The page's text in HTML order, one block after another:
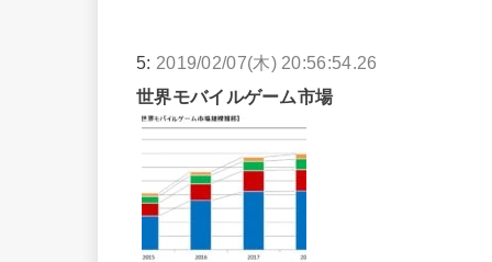
5: 2019/02/07(木) 20:56:54.26
世界モバイルゲーム市場